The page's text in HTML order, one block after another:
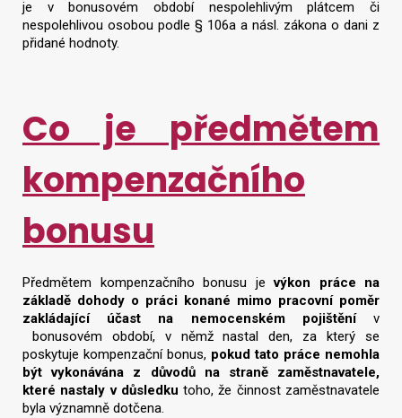
je v bonusovém období nespolehlivým plátcem či
nespolehlivou osobou podle § 106a a násl. zákona o dani z
přidané hodnoty.
Co je předmětem
kompenzačního
bonusu
Předmětem kompenzačního bonusu je výkon práce na
základě dohody o práci konané mimo pracovní poměr
zakládající účast na nemocenském pojištěnív
bonusovém období, v němž nastal den, za který se
poskytuje kompenzační bonus, pokud tato práce nemohla
být vykonávána z důvodů na straně zaměstnavatele,
které nastaly v důsledku toho, že činnost zaměstnavatele
byla významně dotčena.